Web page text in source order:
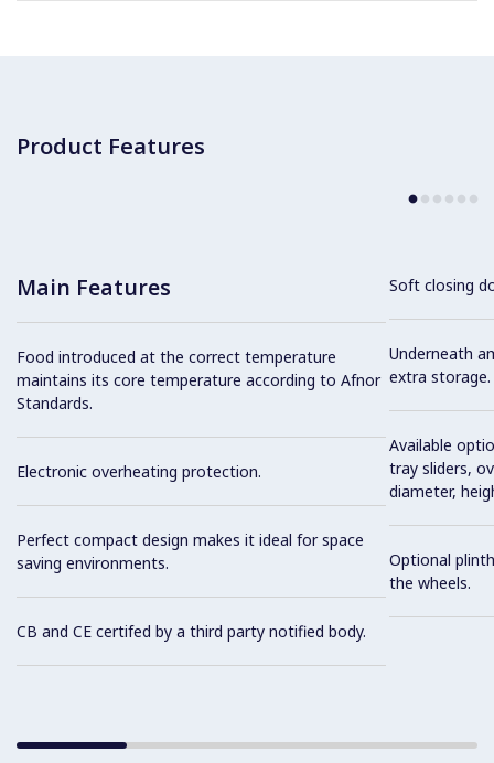
Product Features
Main Features
Food introduced at the correct temperature
maintains its core temperature according to Afnor
Standards.
Electronic overheating protection.
Perfect compact design makes it ideal for space
saving environments.
CB and CE certifed by a third party notified body.
Soft closing
Underneath
extra storage.
Available
tray sliders,
diameter,
Optional
the wheels.